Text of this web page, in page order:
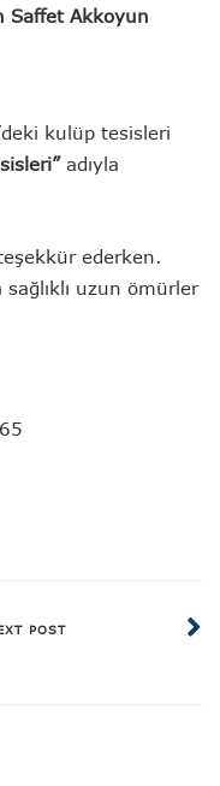
Saffet Akkoyun
kulüp tesisleri
adıyla
ederken.
uzun ömürler
POST